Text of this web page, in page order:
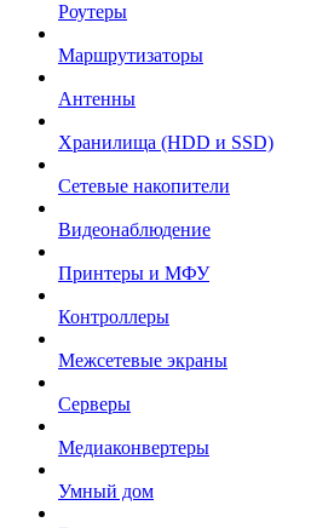
Роутеры
Маршрутизаторы
Антенны
Хранилища (HDD и SSD)
Сетевые накопители
Видеонаблюдение
Принтеры и МФУ
Контроллеры
Межсетевые экраны
Серверы
Медиаконвертеры
Умный дом